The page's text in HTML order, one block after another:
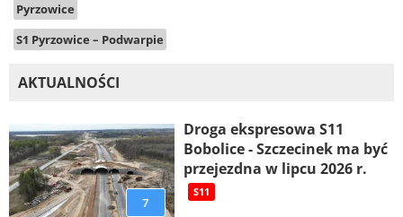
Pyrzowice
S1 Pyrzowice – Podwarpie
AKTUALNOŚCI
7
Droga ekspresowa S11
Bobolice - Szczecinek ma być
przejezdna w lipcu 2026 r.
S11